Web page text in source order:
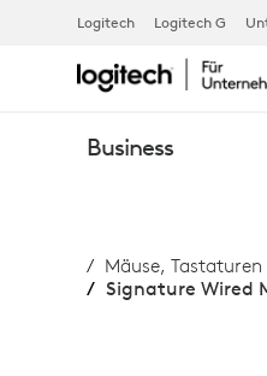
WIRED
M520
FOR
Logitech Logitech G
Business
Mäuse,
Signature Wired